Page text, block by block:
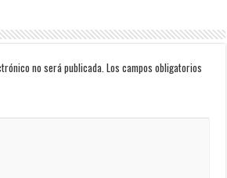
no será publicada. Los campos obligatorios